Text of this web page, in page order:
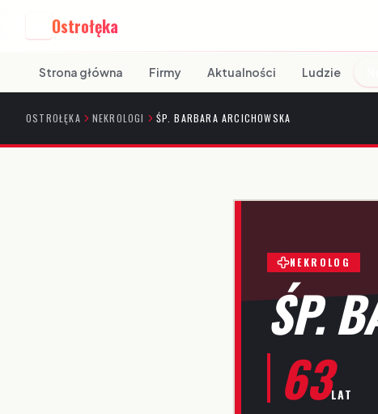
Ostrołęka
Strona główna Firmy Aktualności Ludzie
OSTROŁĘKA NEKROLOGI ŚP. BARBARA ARCICHOWSKA
NEKROLOG
ŚP.
63LAT